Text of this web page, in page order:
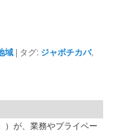
域 | タグ: ジャボチカバ,
）が、業務やプライベー